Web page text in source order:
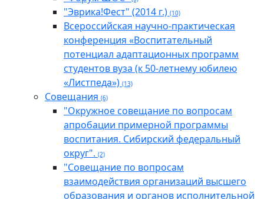
"Эврика!Фест" (2014 г.) (10)
Всероссийская научно-практическая
конференция «Воспитательный
потенциал адаптационных программ
студентов вуза (к 50-летнему юбилею
«Листпеда») (13)
Совещания (6)
"Окружное совещание по вопросам
апробации примерной программы
воспитания. Сибирский федеральный
округ". (2)
"Совещание по вопросам
взаимодействия организаций высшего
образования и органов исполнительной